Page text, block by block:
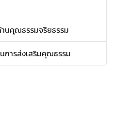
นคุณธรรมจริยธรรม
การส่งเสริมคุณธรรม